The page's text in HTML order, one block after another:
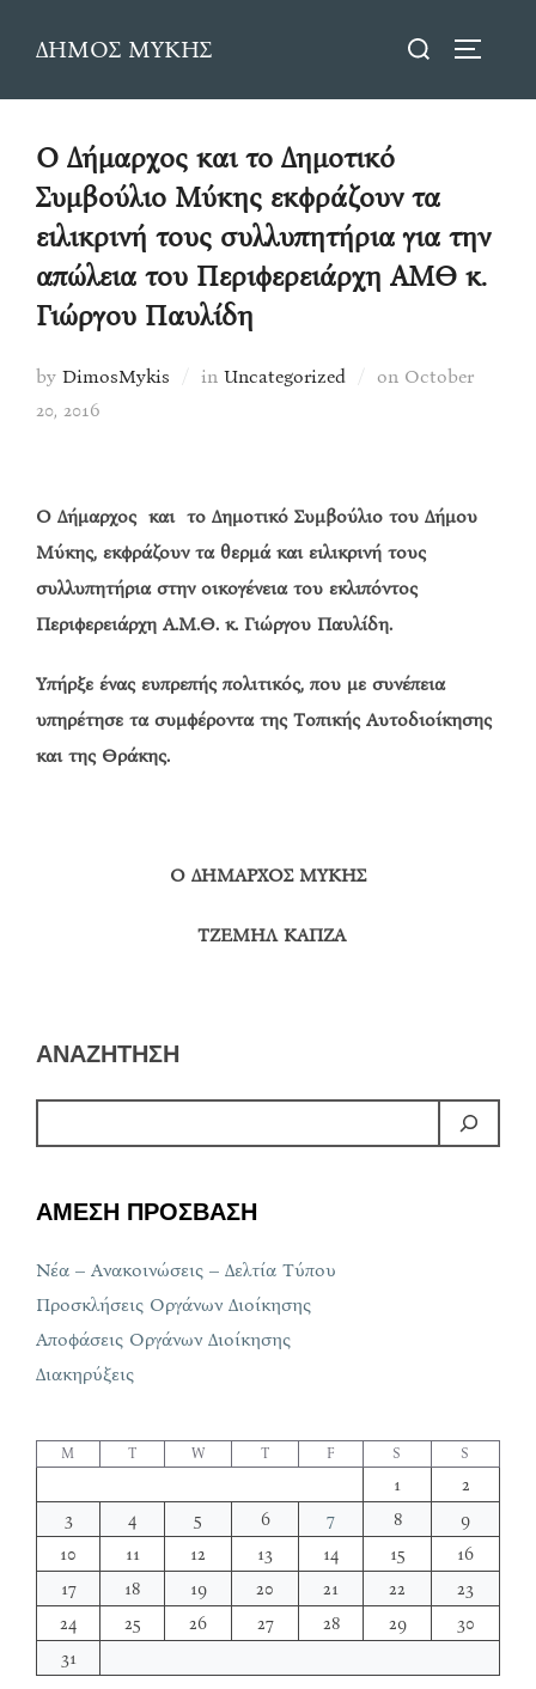
ΔΗΜΟΣ ΜΥΚΗΣ
Search
Ο Δήμαρχος και το Δημοτικό
Συμβούλιο Μύκης εκφράζουν τα
ειλικρινή τους συλλυπητήρια για την
απώλεια του Περιφερειάρχη ΑΜΘ κ.
Γιώργου Παυλίδη
by DimosMykis in Uncategorized on Posted
October
20, 2016
Ο Δήμαρχος και το Δημοτικό Συμβούλιο του Δήμου
Μύκης, εκφράζουν τα θερμά και ειλικρινή τους
συλλυπητήρια στην οικογένεια του εκλιπόντος
Περιφερειάρχη Α.Μ.Θ. κ. Γιώργου Παυλίδη.
Υπήρξε ένας ευπρεπής πολιτικός, που με συνέπεια
υπηρέτησε τα συμφέροντα της Τοπικής Αυτοδιοίκησης
και της Θράκης.
Ο ΔΗΜΑΡΧΟΣ ΜΥΚΗΣ
ΤΖΕΜΗΛ ΚΑΠΖΑ
ΑΝΑΖΗΤΗΣΗ
ΑΜΕΣΗ ΠΡΟΣΒΑΣΗ
Νέα – Ανακοινώσεις – Δελτία Τύπου
Προσκλήσεις Οργάνων Διοίκησης
Αποφάσεις Οργάνων Διοίκησης
Διακηρύξεις
M T W T F S S
1
2
3
4 5 6 7 8
9
10
11 12 13 14 15
16
17
18 19 20 21 22
23
24
25 26 27 28 29
30
31